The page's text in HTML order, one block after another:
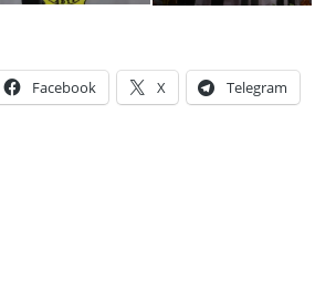
Facebook X Telegram